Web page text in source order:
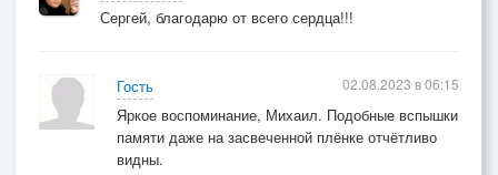
Сергей, благодарю от всего сердца!!!
Гость
Яркое воспоминание, Михаил. Подобные вспышки
памяти даже на засвеченной плёнке отчётливо
видны.
02.08.2023 в 06:15